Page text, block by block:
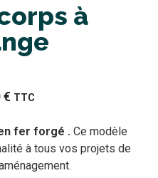
à
€ TTC
fer forgé .Ce modèle
à tous vos projets de